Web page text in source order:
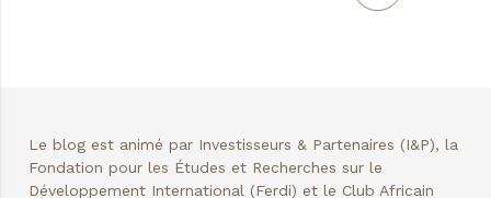
Le blog est animé par Investisseurs & Partenaires (I&P), la
Fondation pour les Études et Recherches sur le
Développement International (Ferdi) et le Club Africain